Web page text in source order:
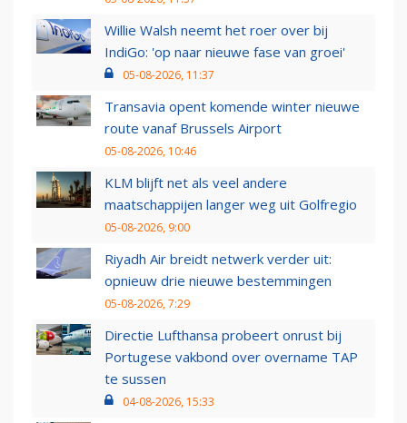
Willie Walsh neemt het roer over bij
IndiGo: 'op naar nieuwe fase van groei'
05-08-2026, 11:37
Transavia opent komende winter nieuwe
route vanaf Brussels Airport
05-08-2026, 10:46
KLM blijft net als veel andere
maatschappijen langer weg uit Golfregio
05-08-2026, 9:00
Riyadh Air breidt netwerk verder uit:
opnieuw drie nieuwe bestemmingen
05-08-2026, 7:29
Directie Lufthansa probeert onrust bij
Portugese vakbond over overname TAP
te sussen
04-08-2026, 15:33